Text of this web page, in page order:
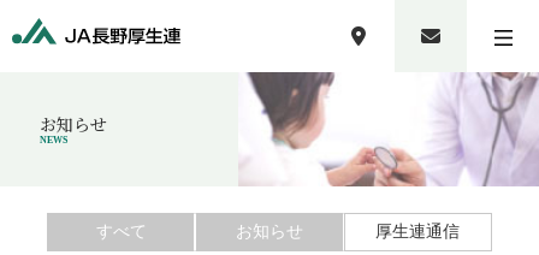
お知らせ
NEWS
すべて お知らせ 厚生連通信